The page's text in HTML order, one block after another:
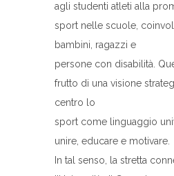
agli studenti atleti alla
sport nelle scuole,
bambini, ragazzi e
persone con disabilità.
frutto di una visione
centro lo
sport come linguaggio
unire, educare e motivare.
In tal senso, la stretta